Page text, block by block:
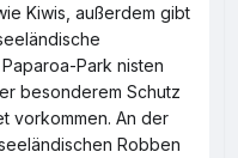
Kiwis, außerdem gibt
Park nisten
besonderem Schutz
vorkommen. An der
Robben